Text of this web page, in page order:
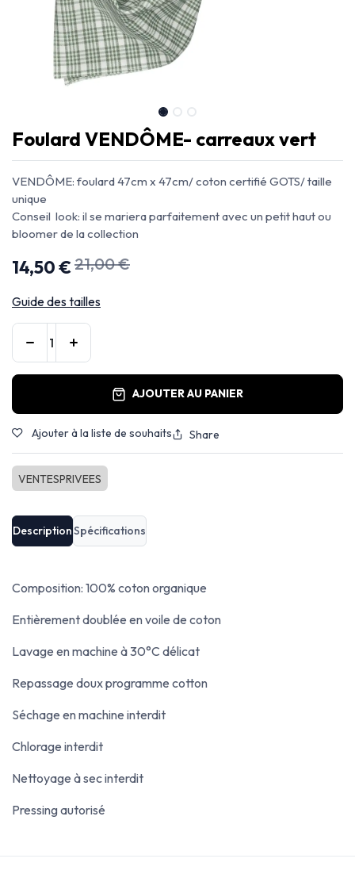
Foulard VENDÔME- carreaux vert
VENDÔME: foulard 47cm x 47cm/ coton certifié GOTS/ taille
unique
Conseil look: il se mariera parfaitement avec un petit haut ou
bloomer de la collection
14,50€21,00€
Guide des tailles
AJOUTER AU PANIER
Ajouter à la liste de souhaits Share
VENTESPRIVEES
DescriptionSpécifications
Composition: 100% coton organique
Entièrement doublée en voile de coton
Lavage en machine à 30°C délicat
Repassage doux programme cotton
Séchage en machine interdit
Chlorage interdit
Nettoyage à sec interdit
Pressing autorisé